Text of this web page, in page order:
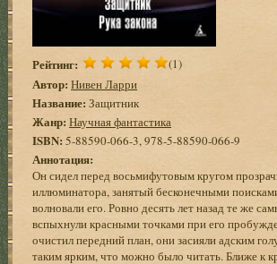
Рейтинг: (1)
Автор: Нивен Ларри
Название: Защитник
Жанр: Научная фантастика
ISBN: 5-88590-066-3, 978-5-88590-066-9
Аннотация:
Он сидел перед восьмифутовым кругом
иллюминатора, занятый бесконечными
волновали его. Ровно десять лет назад те же
вспыхнули красными точками при его
очистил передний план, они засияли адским
таким ярким, что можно было читать. Ближе к